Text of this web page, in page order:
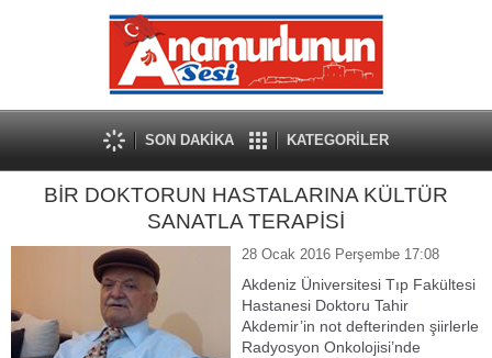
SON DAKİKA KATEGORİLER
BİR DOKTORUN HASTALARINA KÜLTÜR
SANATLA TERAPİSİ
28 Ocak 2016 Perşembe 17:08
Akdeniz Üniversitesi Tıp Fakültesi
Hastanesi Doktoru Tahir
Akdemir’in not defterinden şiirlerle
Radyosyon Onkolojisi’nde